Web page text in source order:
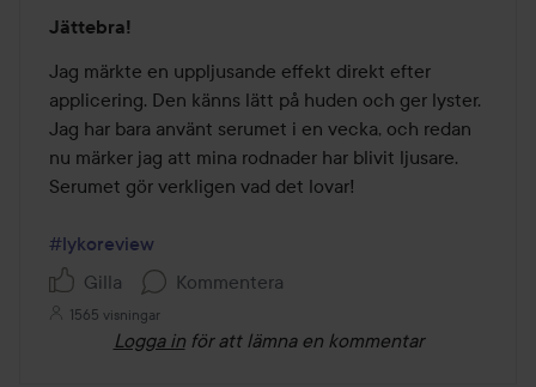
5
av
5
Jättebra!
Jag märkte en uppljusande effekt direkt efter
applicering. Den känns lätt på huden och ger lyster.
Jag har bara använt serumet i en vecka, och redan
nu märker jag att mina rodnader har blivit ljusare.
Serumet gör verkligen vad det lovar!
#lykoreview
Gilla
Kommentera
1565 visningar
Logga in för att lämna en kommentar